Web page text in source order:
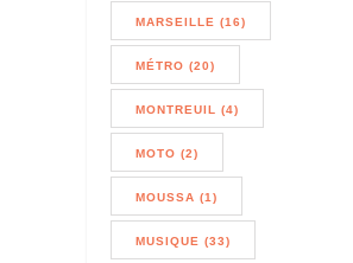
MARSEILLE (16)
MÉTRO (20)
MONTREUIL (4)
MOTO (2)
MOUSSA (1)
MUSIQUE (33)